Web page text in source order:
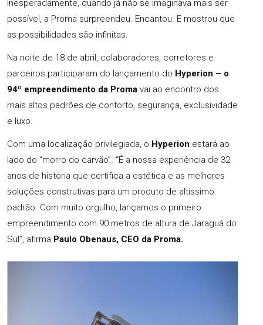
Inesperadamente, quando já não se imaginava mais ser
possível, a Proma surpreendeu. Encantou. E mostrou que
as possibilidades são infinitas.
Na noite de 18 de abril, colaboradores, corretores e
parceiros participaram do lançamento do Hyperion – o
94º empreendimento da Proma vai ao encontro dos
mais altos padrões de conforto, segurança, exclusividade
e luxo.
Com uma localização privilegiada, o Hyperion estará ao
lado do “morro do carvão”. “É a nossa experiência de 32
anos de história que certifica a estética e as melhores
soluções construtivas para um produto de altíssimo
padrão. Com muito orgulho, lançamos o primeiro
empreendimento com 90 metros de altura de Jaraguá do
Sul”, afirma Paulo Obenaus, CEO da Proma.